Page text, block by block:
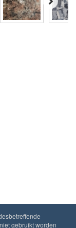
gebruikt worden